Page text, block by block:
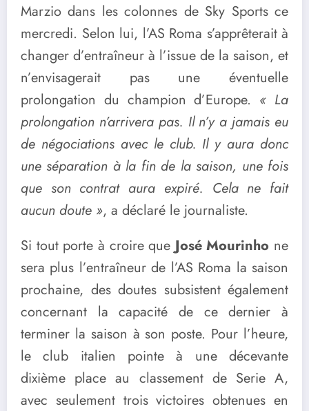
Marzio dans les colonnes de Sky Sports ce
mercredi. Selon lui, l’AS Roma s’apprêterait à
changer d’entraîneur à l’issue de la saison, et
n’envisagerait pas une éventuelle
prolongation du champion d’Europe. « La
prolongation n’arrivera pas. Il n’y a jamais eu
de négociations avec le club. Il y aura donc
une séparation à la fin de la saison, une fois
que son contrat aura expiré. Cela ne fait
aucun doute », a déclaré le journaliste.
Si tout porte à croire queJosé Mourinho ne
sera plus l’entraîneur de l’AS Roma la saison
prochaine, des doutes subsistent également
concernant la capacité de ce dernier à
terminer la saison à son poste. Pour l’heure,
le club italien pointe à une décevante
dixième place au classement de Serie A,
avec seulement trois victoires obtenues en